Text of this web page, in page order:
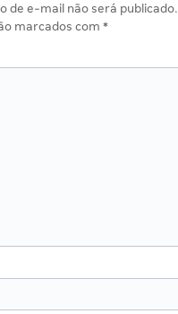
de e-mail não será publicado.
marcados com *